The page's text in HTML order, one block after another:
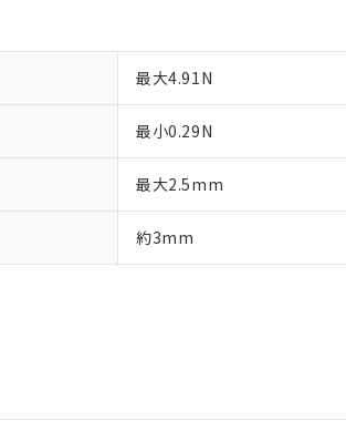
最大4.91N
最小0.29N
最大2.5mm
約3mm